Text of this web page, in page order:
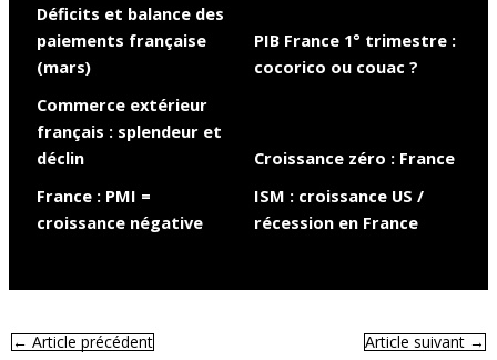
Déficits et balance des
paiements française
(mars)
PIB France 1° trimestre :
cocorico ou couac ?
Commerce extérieur
français : splendeur et
déclin
Croissance zéro : France
France : PMI =
croissance négative
ISM : croissance US /
récession en France
← Article précédent Article suivant →